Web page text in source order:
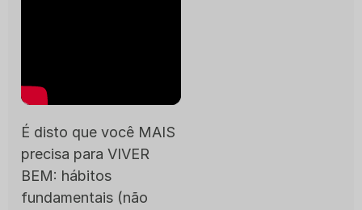
É disto que você MAIS
precisa para VIVER
BEM: hábitos
fundamentais (não